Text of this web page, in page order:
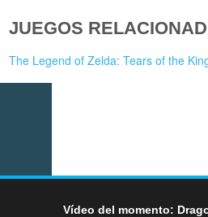
JUEGOS
The Legend of Zelda: Tears of the
Vídeo del momento: